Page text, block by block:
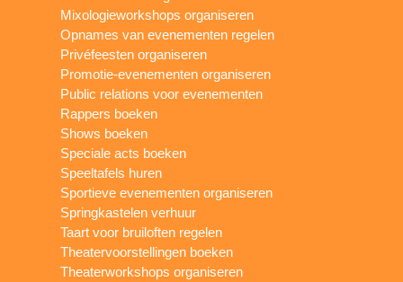
Mixologieworkshops organiseren
Opnames van evenementen regelen
Privéfeesten organiseren
Promotie-evenementen organiseren
Public relations voor evenementen
Rappers boeken
Shows boeken
Speciale acts boeken
Speeltafels huren
Sportieve evenementen organiseren
Springkastelen verhuur
Taart voor bruiloften regelen
Theatervoorstellingen boeken
Theaterworkshops organiseren